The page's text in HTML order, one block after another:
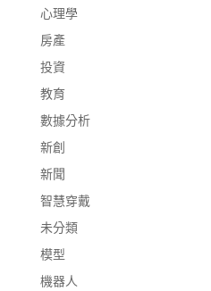
心理學
房產
投資
教育
數據分析
新創
新聞
智慧穿戴
未分類
模型
機器人